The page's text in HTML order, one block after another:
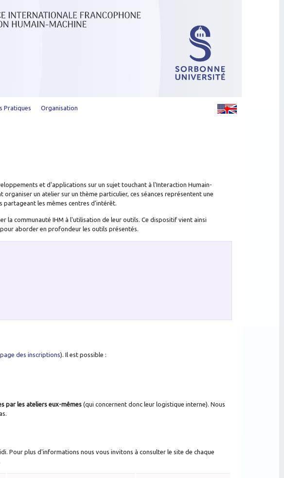
Pratiques Organisation
et d'applications sur un sujet touchant à l'Interaction Humain-
un atelier sur un thème particulier, ces séances représentent une
partageant les mêmes centres d'intérêt.
la communauté IHM à l'utilisation de leur outils. Ce dispositif vient ainsi
aborder en profondeur les outils présentés.
page des inscriptions). Il est possible :
par les ateliers eux-mêmes (qui concernent donc leur logistique interne). Nous
Pour plus d'informations nous vous invitons à consulter le site de chaque